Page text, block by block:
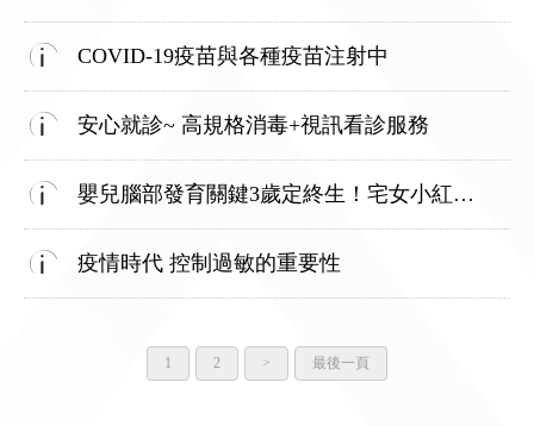
COVID-19疫苗與各種疫苗注射中
安心就診~ 高規格消毒+視訊看診服務
嬰兒腦部發育關鍵3歲定終生！宅女小紅&兒科醫師破解育兒迷思
疫情時代 控制過敏的重要性
1 2 > 最後一頁